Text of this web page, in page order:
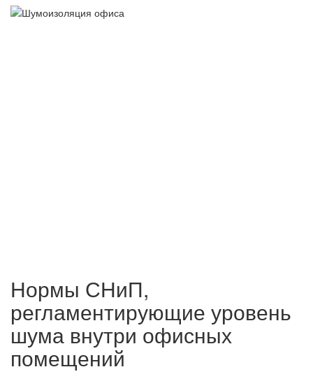
Нормы СНиП,
регламентирующие уровень
шума внутри офисных
помещений